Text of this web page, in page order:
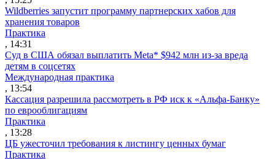
Wildberries запустит программу партнерских хабов для
хранения товаров
Практика
, 14:31
Суд в США обязал выплатить Meta* $942 млн из-за вреда
детям в соцсетях
Международная практика
, 13:54
Кассация разрешила рассмотреть в РФ иск к «Альфа-Банку»
по еврооблигациям
Практика
, 13:28
ЦБ ужесточил требования к листингу ценных бумаг
Практика